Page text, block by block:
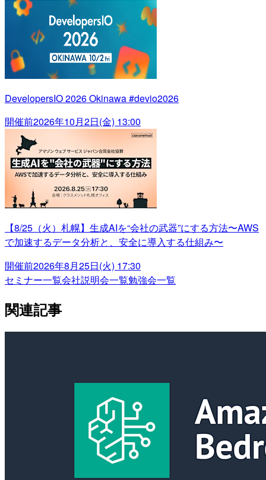
DevelopersIO 2026 Okinawa #devio2026
開催前2026年10月2日(金) 13:00
【8/25（火）札幌】生成AIを“会社の武器”にする方法〜AWS
で加速するデータ分析と、安全に導入する仕組み〜
開催前2026年8月25日(火) 17:30
セミナー一覧会社説明会一覧勉強会一覧
関連記事